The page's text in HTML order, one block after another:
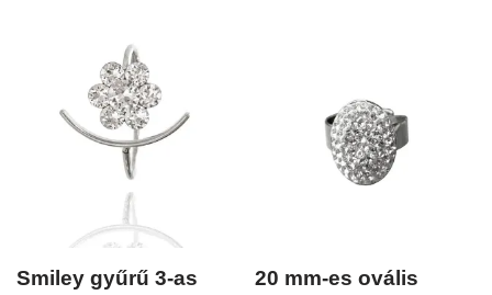
Smiley gyűrű 3-as
20 mm-es ovális